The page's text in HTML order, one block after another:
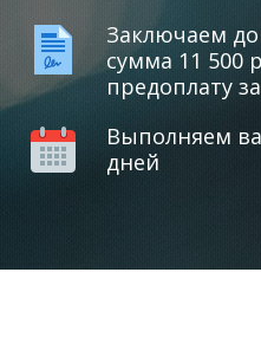
Заключаем
сумма 11 500
предоплату
Выполняем
дней